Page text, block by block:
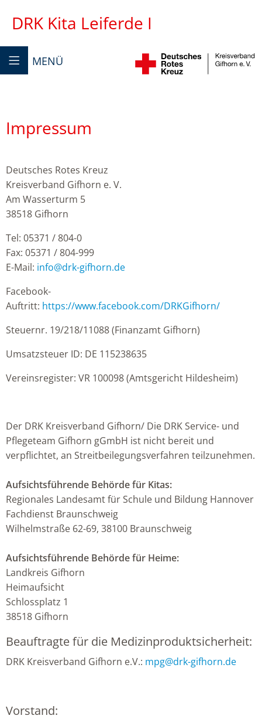
DRK Kita Leiferde I
MENÜ
Impressum
Deutsches Rotes Kreuz
Kreisverband Gifhorn e. V.
Am Wasserturm 5
38518 Gifhorn
Tel: 05371 / 804-0
Fax: 05371 / 804-999
E-Mail: info@drk-gifhorn.de
Facebook-
Auftritt: https://www.facebook.com/DRKGifhorn/
Steuernr. 19/218/11088 (Finanzamt Gifhorn)
Umsatzsteuer ID: DE 115238635
Vereinsregister: VR 100098 (Amtsgericht Hildesheim)
Der DRK Kreisverband Gifhorn/ Die DRK Service- und
Pflegeteam Gifhorn gGmbH ist nicht bereit und
verpflichtet, an Streitbeilegungsverfahren teilzunehmen.
Aufsichtsführende Behörde​​ für Kitas:
Regionales Landesamt für Schule und Bildung Hannover
Fachdienst Braunschweig
Wilhelmstraße 62-69, 38100 Braunschweig
Aufsichtsführende Behörde​​ für Heime:
Landkreis Gifhorn
Heimaufsicht
Schlossplatz 1
38518 Gifhorn
Beauftragte für die Medizinproduktsicherheit:
DRK Kreisverband Gifhorn e.V.: mpg@drk-gifhorn.de
Vorstand: